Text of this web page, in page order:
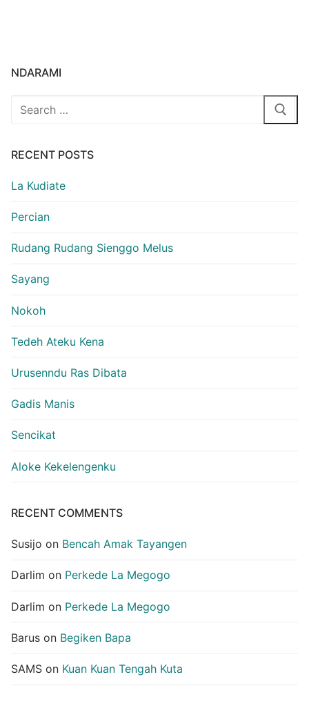
NDARAMI
Search
RECENT POSTS
La Kudiate
Percian
Rudang Rudang Sienggo Melus
Sayang
Nokoh
Tedeh Ateku Kena
Urusenndu Ras Dibata
Gadis Manis
Sencikat
Aloke Kekelengenku
RECENT COMMENTS
Susijo on Bencah Amak Tayangen
Darlim on Perkede La Megogo
Darlim on Perkede La Megogo
Barus on Begiken Bapa
SAMS on Kuan Kuan Tengah Kuta